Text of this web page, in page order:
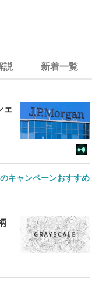
説 新着一覧
ェ
キャンペーンおすすめ